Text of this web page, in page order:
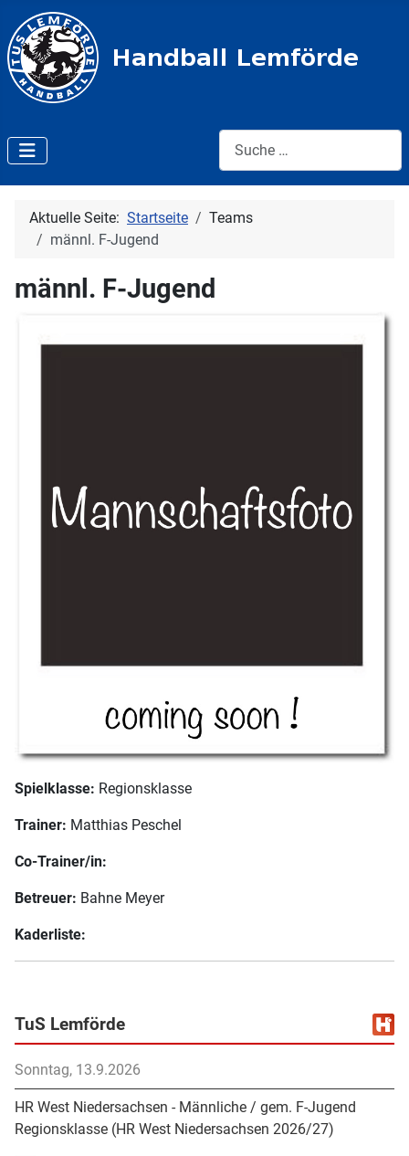
Suche:
Aktuelle Seite: Startseite
Teams
männl. F-Jugend
männl. F-Jugend
Spielklasse: Regionsklasse
Trainer: Matthias Peschel
Co-Trainer/in:
Betreuer: Bahne Meyer
Kaderliste:
TuS Lemförde
Sonntag, 13.9.2026
HR West Niedersachsen - Männliche / gem. F-Jugend
Regionsklasse (HR West Niedersachsen 2026/27)